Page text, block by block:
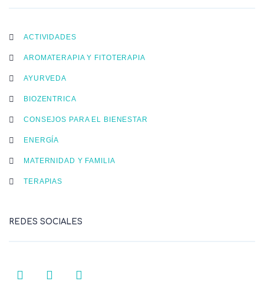
ACTIVIDADES
AROMATERAPIA Y FITOTERAPIA
AYURVEDA
BIOZENTRICA
CONSEJOS PARA EL BIENESTAR
ENERGÍA
MATERNIDAD Y FAMILIA
TERAPIAS
REDES SOCIALES